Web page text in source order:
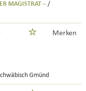
MAGISTRAT – /
Merken
Gmünd